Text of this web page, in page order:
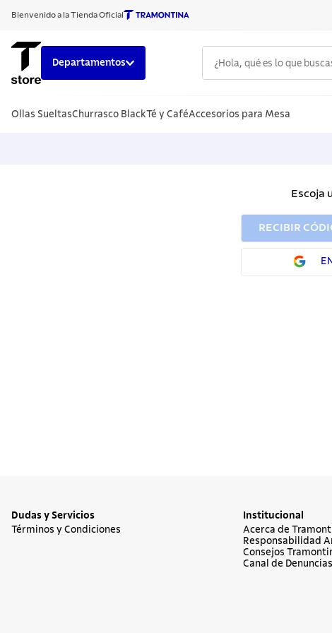
Bienvenido a la Tienda Oficial
Departamentos
Ollas SueltasChurrasco BlackTé y CaféAccesorios para Mesa
Escoja
RECIBIR
Dudas y Servicios
Términos y Condiciones
Institucional
Acerca de
Responsabilidad
Consejos
Canal de Denuncias
1.
cuchillos
ollas
5.
acero
6.
grano
442